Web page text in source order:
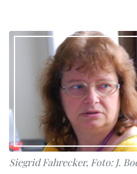
Siegrid Fahrecker, Foto: J.